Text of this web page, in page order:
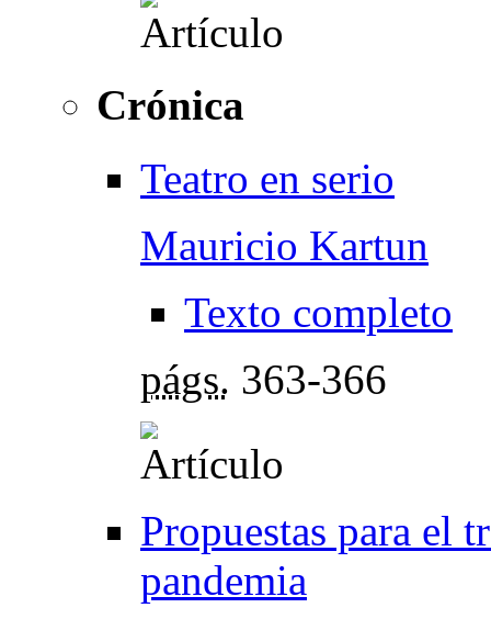
Crónica
Teatro en serio
Mauricio Kartun
Texto completo
págs. 363-366
Propuestas para el
pandemia